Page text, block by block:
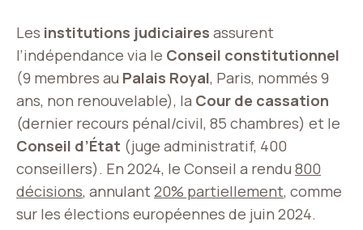
Les institutions judiciaires assurent
l’indépendance via le Conseil constitutionnel
(9 membres au Palais Royal, Paris, nommés 9
ans, non renouvelable), la Cour de cassation
(dernier recours pénal/civil, 85 chambres) et le
Conseil d’État (juge administratif, 400
conseillers). En 2024, le Conseil a rendu 800
décisions, annulant20% partiellement, comme
sur les élections européennes de juin 2024.